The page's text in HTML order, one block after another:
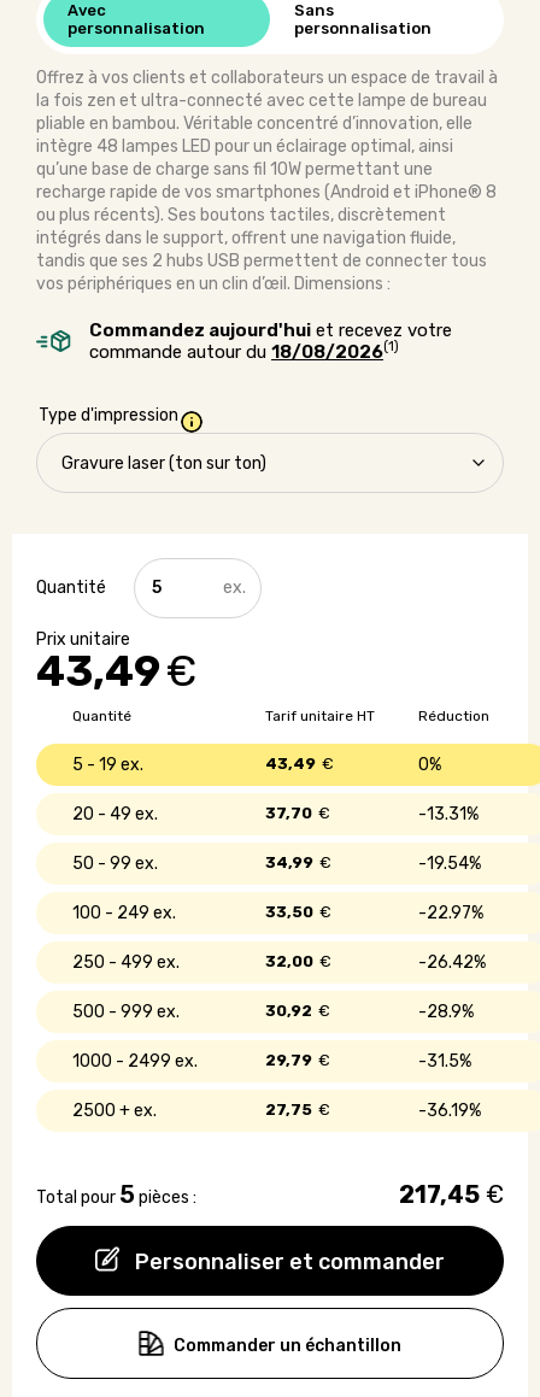
Avec
personnalisation
Sans
personnalisation
Offrez à vos clients et collaborateurs un espace de travail à
la fois zen et ultra-connecté avec cette lampe de bureau
pliable en bambou. Véritable concentré d’innovation, elle
intègre 48 lampes LED pour un éclairage optimal, ainsi
qu’une base de charge sans fil 10W permettant une
recharge rapide de vos smartphones (Android et iPhone® 8
ou plus récents). Ses boutons tactiles, discrètement
intégrés dans le support, offrent une navigation fluide,
tandis que ses 2 hubs USB permettent de connecter tous
vos périphériques en un clin d’œil. Dimensions :
Commandez aujourd'hui et recevez votre
commande autour du 18/08/2026(1)
Type d'impression
43,49€
Personnaliser et commander
quantité
de
Lampe
bureau
avec
10W
Quantité Réduction
Tarif unitaire HT
5 - 19 0%
43,49 €
20 - 49 13.31%
37,70 €
50 - 99 19.54%
34,99 €
100 - 249 22.97%
33,50 €
250 - 499 26.42%
32,00 €
500 - 999 28.9%
30,92 €
1000 - 2499 31.5%
29,79 €
2500 + 36.19%
27,75 €
Total pour 5 pièces : 217,45 €
Commander un échantillon